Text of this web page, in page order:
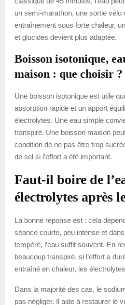
un semi-marathon, une sortie vélo
entraînement sous forte chaleur,
et glucides devient plus adaptée.
Boisson isotonique,
maison : que choisir ?
Une boisson isotonique est utile
absorption rapide et un apport
électrolytes. Une eau simple
transpiré. Une boisson maison
condition de ne pas être trop
de sel si l’effort a été important.
Faut-il boire de
électrolytes après
La bonne réponse est : cela
séance courte, peu intense et
tempéré, l’eau suffit souvent. En
beaucoup transpiré, si l’effort a
entraîné en chaleur, les
Dans la majorité des cas, le
pas négliger. Il aide à restaurer le